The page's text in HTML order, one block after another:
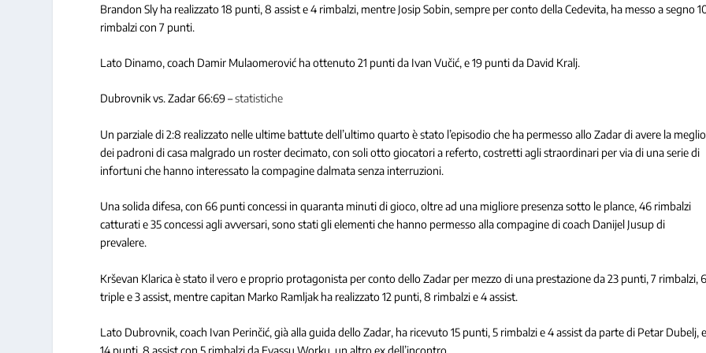
Brandon Sly ha realizzato 18 punti, 8 assist e 4 rimbalzi, mentre Josip Sobin, sempre per conto della Cedevita, ha messo a segno
rimbalzi con 7 punti.
Lato Dinamo, coach Damir Mulaomerović ha ottenuto 21 punti da Ivan Vučić, e 19 punti da David Kralj.
Dubrovnik vs. Zadar 66:69 –statistiche
Un parziale di 2:8 realizzato nelle ultime battute dell’ultimo quarto è stato l’episodio che ha permesso allo Zadar di avere la meglio
dei padroni di casa malgrado un roster decimato, con soli otto giocatori a referto, costretti agli straordinari per via di una serie di
infortuni che hanno interessato la compagine dalmata senza interruzioni.
Una solida difesa, con 66 punti concessi in quaranta minuti di gioco, oltre ad una migliore presenza sotto le plance, 46 rimbalzi
catturati e 35 concessi agli avversari, sono stati gli elementi che hanno permesso alla compagine di coach Danijel Jusup di
prevalere.
Krševan Klarica è stato il vero e proprio protagonista per conto dello Zadar per mezzo di una prestazione da 23 punti, 7 rimbalzi, 6
triple e 3 assist, mentre capitan Marko Ramljak ha realizzato 12 punti, 8 rimbalzi e 4 assist.
Lato Dubrovnik, coach Ivan Perinčić, già alla guida dello Zadar, ha ricevuto 15 punti, 5 rimbalzi e 4 assist da parte di Petar Dubelj, e
14 punti, 8 assist con 5 rimbalzi da Eyassu Worku, un altro ex dell’incontro.